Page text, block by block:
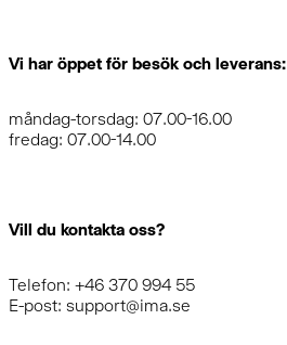
Vi har öppet för besök och leverans:
måndag-torsdag: 07.00-16.00
fredag: 07.00-14.00
Vill du kontakta oss?
Telefon: +46 370 994 55
E-post: support@ima.se